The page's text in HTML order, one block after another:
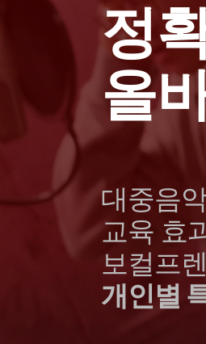
정
올
대중음
교육 효
보컬프
개인별